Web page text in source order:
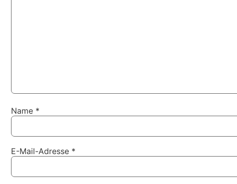
Name *
E-Mail-Adresse *